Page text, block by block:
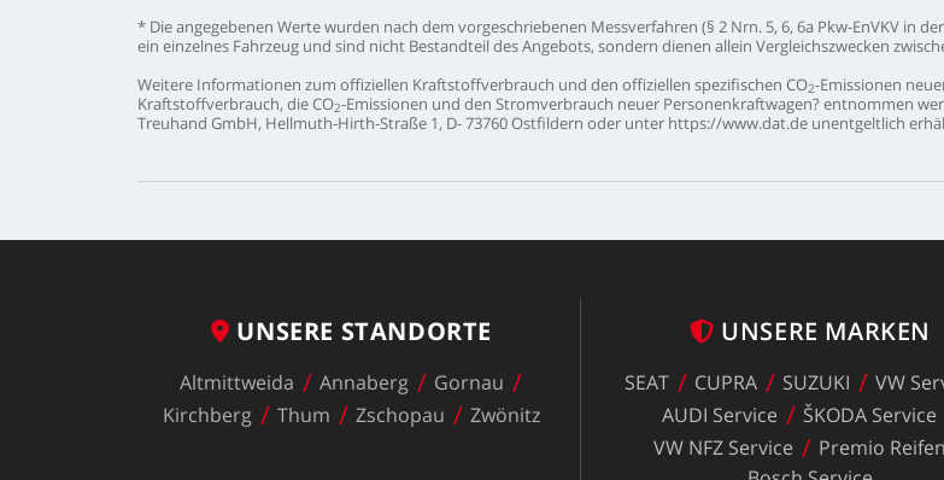
* Dieangegebenen Wertewurden nach dem vorgeschriebenen Messverfahren (§ 2 Nrn. 5, 6, 6a Pkw-EnVKV in der
ein einzelnes Fahrzeug und sind nicht BestandteildesAngebots, sondern dienen allein Vergleichszwecken
Weitere Informationen zum offiziellen Kraftstoffverbrauch und den offiziellen spezifischen CO2-Emissionen
Kraftstoffverbrauch, dieCO2-Emissionen und den Stromverbrauch neuer Personenkraftwagen? entnommen
Treuhand GmbH, Hellmuth-Hirth-Straße 1, D-73760Ostfildern oder unter https://www.dat.de unentgeltlich
UNSERE STANDORTE
Altmittweida Annaberg
Gornau
Kirchberg
Thum Zschopau Zwönitz
UNSERE MARKEN
SEAT CUPRA SUZUKI VW
AUDI Service ŠKODA Service
VW NFZ Service Premio Reifen